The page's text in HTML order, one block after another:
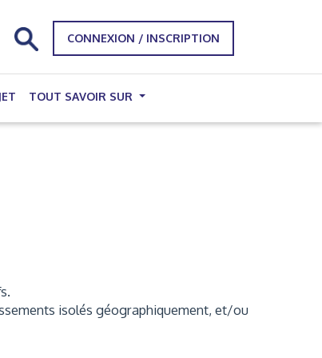
CONNEXION / INSCRIPTION
TOUT SAVOIR SUR
isolés géographiquement, et/ou